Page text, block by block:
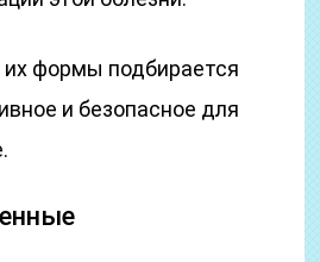
их формы подбирается
и безопасное для